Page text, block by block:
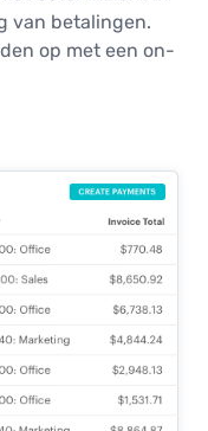
van betalingen.
op met een on-